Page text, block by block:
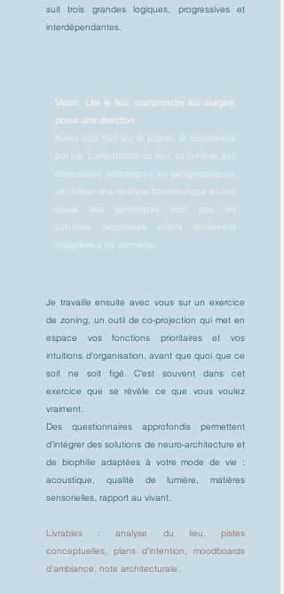
suit trois grandes logiques, progressives et
interdépendantes.
Vision, Lire le lieu, comprendre les usages,
poser une direction
Avant tout trait sur le papier, je commence
par lire. L'orientation du lieu, sa lumière, ses
contraintes techniques et géographiques.
Je réalise une analyse bioclimatique et une
étude des géorisques pour que les
solutions proposées soient réellement
adaptées à ce contexte.
Je travaille ensuite avec vous sur un exercice
de zoning, un outil de co-projection qui met en
espace vos fonctions prioritaires et vos
intuitions d'organisation, avant que quoi que ce
soit ne soit figé. C'est souvent dans cet
exercice que se révèle ce que vous voulez
vraiment.
Des questionnaires approfondis permettent
d'intégrer des solutions de neuro-architecture et
de biophilie adaptées à votre mode de vie :
acoustique, qualité de lumière, matières
sensorielles, rapport au vivant.
Livrables : analyse du lieu, pistes
conceptuelles, plans d'intention, moodboards
d'ambiance, note architecturale.